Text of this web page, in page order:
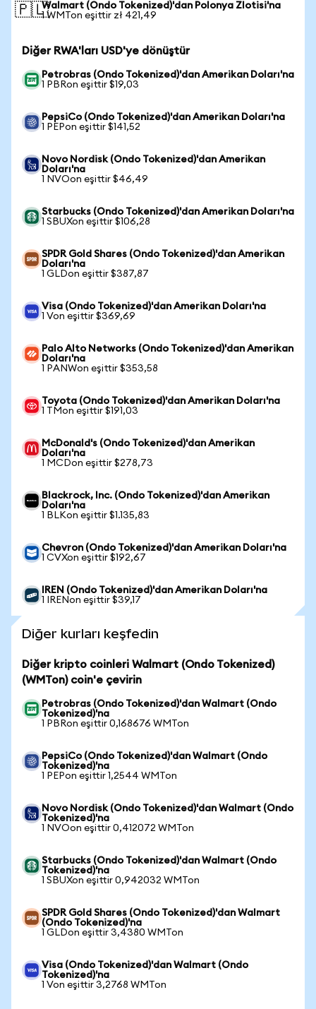
🇵🇱Walmart (Ondo Tokenized)'dan Polonya Zlotisi'na
1 WMTon eşittir zł 421,49
Diğer RWA'ları USD'ye dönüştür
Petrobras (Ondo Tokenized)'dan Amerikan Doları'na
1 PBRon eşittir $19,03
PepsiCo (Ondo Tokenized)'dan Amerikan Doları'na
1 PEPon eşittir $141,52
Novo Nordisk (Ondo Tokenized)'dan Amerikan
Doları'na
1 NVOon eşittir $46,49
Starbucks (Ondo Tokenized)'dan Amerikan Doları'na
1 SBUXon eşittir $106,28
SPDR Gold Shares (Ondo Tokenized)'dan Amerikan
Doları'na
1 GLDon eşittir $387,87
Visa (Ondo Tokenized)'dan Amerikan Doları'na
1 Von eşittir $369,69
Palo Alto Networks (Ondo Tokenized)'dan Amerikan
Doları'na
1 PANWon eşittir $353,58
Toyota (Ondo Tokenized)'dan Amerikan Doları'na
1 TMon eşittir $191,03
McDonald's (Ondo Tokenized)'dan Amerikan
Doları'na
1 MCDon eşittir $278,73
Blackrock, Inc. (Ondo Tokenized)'dan Amerikan
Doları'na
1 BLKon eşittir $1.135,83
Chevron (Ondo Tokenized)'dan Amerikan Doları'na
1 CVXon eşittir $192,67
IREN (Ondo Tokenized)'dan Amerikan Doları'na
1 IRENon eşittir $39,17
Diğer kurları keşfedin
Diğer kripto coinleri Walmart (Ondo Tokenized)
(WMTon) coin'e çevirin
Petrobras (Ondo Tokenized)'dan Walmart (Ondo
Tokenized)'na
1 PBRon eşittir 0,168676 WMTon
PepsiCo (Ondo Tokenized)'dan Walmart (Ondo
Tokenized)'na
1 PEPon eşittir 1,2544 WMTon
Novo Nordisk (Ondo Tokenized)'dan Walmart (Ondo
Tokenized)'na
1 NVOon eşittir 0,412072 WMTon
Starbucks (Ondo Tokenized)'dan Walmart (Ondo
Tokenized)'na
1 SBUXon eşittir 0,942032 WMTon
SPDR Gold Shares (Ondo Tokenized)'dan Walmart
(Ondo Tokenized)'na
1 GLDon eşittir 3,4380 WMTon
Visa (Ondo Tokenized)'dan Walmart (Ondo
Tokenized)'na
1 Von eşittir 3,2768 WMTon